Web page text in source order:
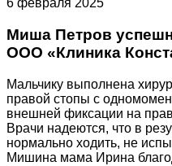
6 февраля 2025
Миша Петров
ООО «Клиника
Мальчику выполнена
правой стопы с
внешней фиксации на
Врачи надеются, что в
нормально ходить, не
Мишина мама Ирина